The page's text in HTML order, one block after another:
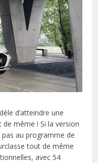
d’atteindre une
même ! Si la version
pas au programme de
tout de même
avec 54